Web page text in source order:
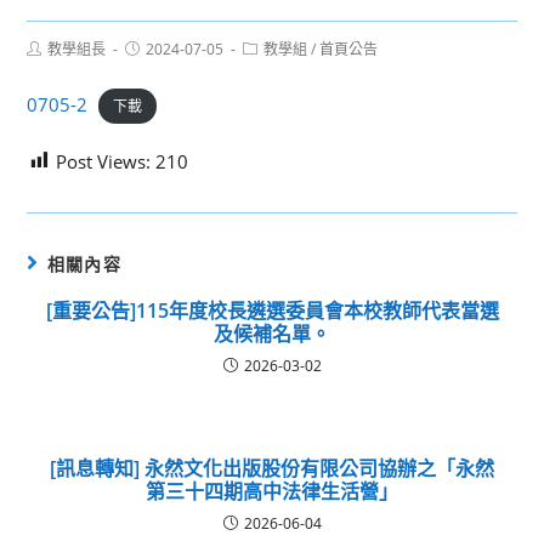
Post教學組長
Post2024-07-05
Post教學組 / 首頁公告
0705-2 下載
Post Views: 210
相關內容
[重要公告]115年度校長遴選委員會本校教師代表當選
及候補名單。
2026-03-02
[訊息轉知] 永然文化出版股份有限公司協辦之「永然
第三十四期高中法律生活營」
2026-06-04